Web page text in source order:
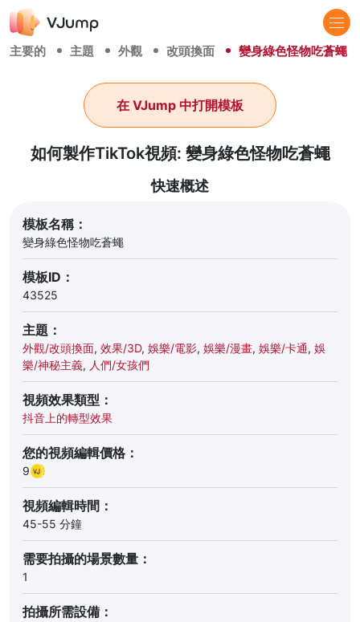
主要的 主題 外觀 改頭換面 變身綠色怪物吃蒼蠅
如何製作TikTok視頻: 變身綠色怪物吃蒼蠅
在 VJump 中打開模板
快速概述
模板名稱：
變身綠色怪物吃蒼蠅
模板ID：
43525
主題：
外觀/改頭換面, 效果/3D, 娛樂/電影, 娛樂/漫畫, 娛樂/卡通, 娛
樂/神秘主義, 人們/女孩們
視頻效果類型：
抖音上的轉型效果
您的視頻編輯價格：
9
視頻編輯時間：
45-55 分鐘
需要拍攝的場景數量：
1
拍攝所需設備：